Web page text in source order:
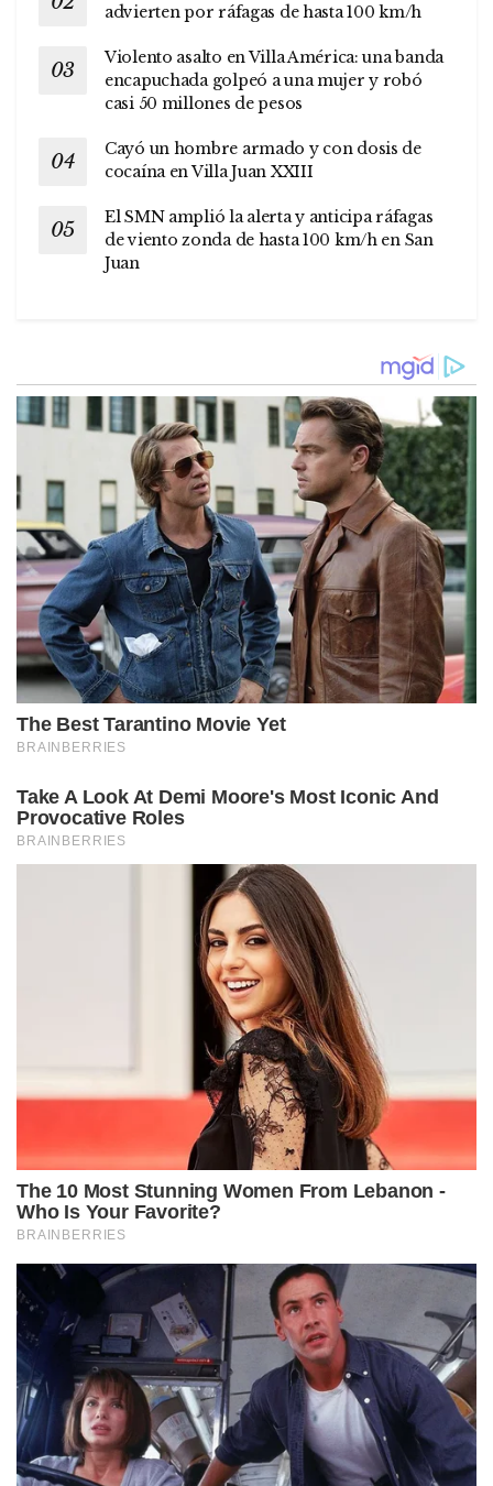
advierten por ráfagas de hasta 100 km/h
Violento asalto en Villa América: una banda
encapuchada golpeó a una mujer y robó
casi 50 millones de pesos
Cayó un hombre armado y con dosis de
cocaína en Villa Juan XXIII
El SMN amplió la alerta y anticipa ráfagas
de viento zonda de hasta 100 km/h en San
Juan